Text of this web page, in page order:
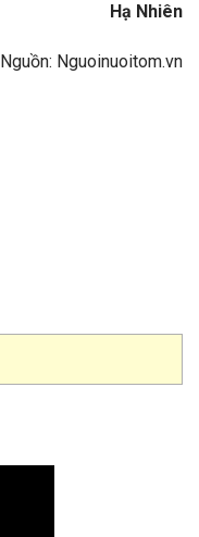
Hạ Nhiên
Nguồn: Nguoinuoitom.vn